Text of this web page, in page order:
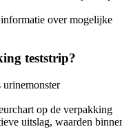
over mogelijke
teststrip?
urinemonster
op de verpakking
uitslag, waarden